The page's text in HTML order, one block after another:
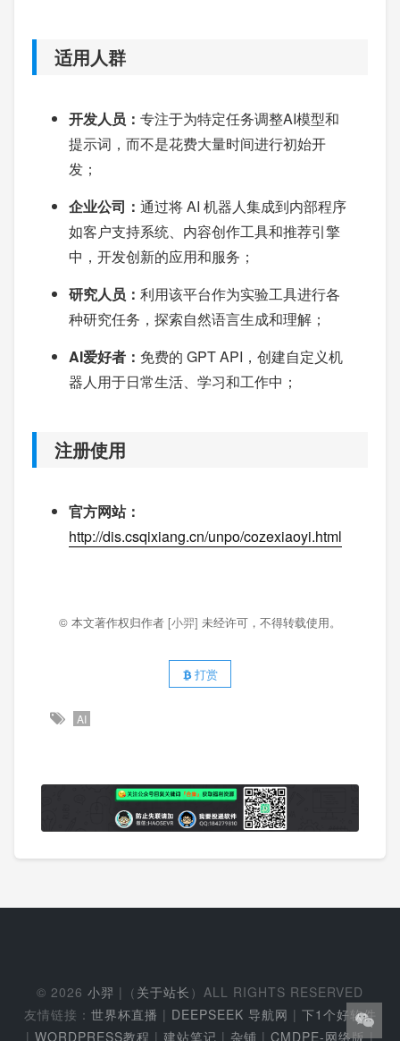
适用人群
开发人员： 专注于为特定任务调整AI模型和
提示词，而不是花费大量时间进行初始开
发；
企业公司： 通过将 AI 机器人集成到内部程序
如客户支持系统、内容创作工具和推荐引擎
中，开发创新的应用和服务；
研究人员： 利用该平台作为实验工具进行各
种研究任务，探索自然语言生成和理解；
AI爱好者： 免费的 GPT API，创建自定义机
器人用于日常生活、学习和工作中；
注册使用
官方网站：
http://dis.csqixiang.cn/unpo/cozexiaoyi.html
© 本文著作权归作者 [小羿] 未经许可，不得转载使用。
打赏
AI
© 2026 小羿 |（ 关于站长 ）ALL RIGHTS RESERVED
友情链接： 世界杯直播 | DEEPSEEK 导航网 | 下1个好软件
| WORDPRESS教程 | 建站笔记 | 杂铺 | CMDPE-网络版|